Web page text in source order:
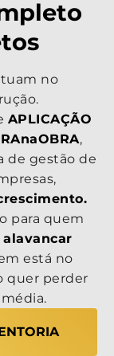
no
APLICAÇÃO
,
de gestão de
para quem
alavancar
está no
quer perder